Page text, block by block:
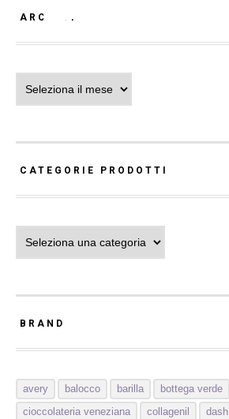
ARCHIVI
CATEGORIE PRODOTTI
BRAND
avery balocco barilla bottega verde
cioccolateria veneziana
collagenil dash